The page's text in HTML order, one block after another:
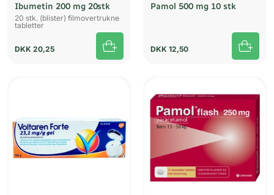
Ibumetin 200 mg 20stk
20 stk. (blister) filmovertrukne
tabletter
DKK 20,25
Pamol 500 mg 10 stk
DKK 12,50